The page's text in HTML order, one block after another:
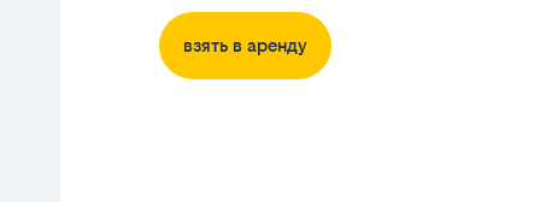
взять в аренду